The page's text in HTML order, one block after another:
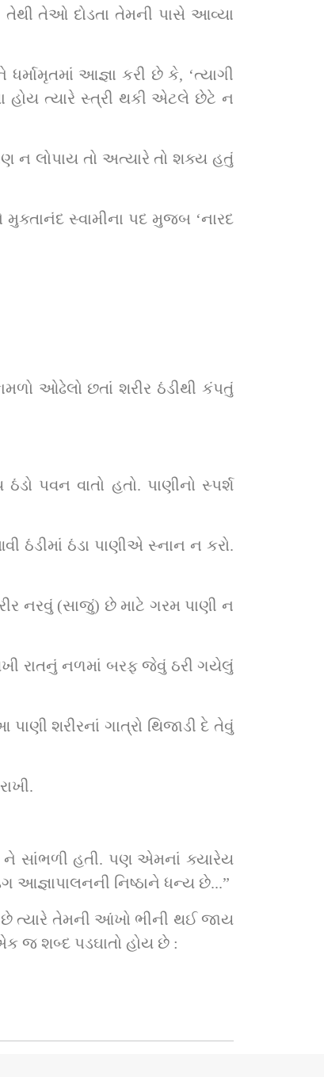
તેથી તેઓ દોડતા તેમની પાસે આવ્યા
આજ્ઞા કરી છે કે, ‘ત્યાગી
હોય ત્યારે સ્ત્રી થકી એટલે છેટે ન
ન લોપાય તો અત્યારે તો શક્ય હતું
સ્વામીના પદ મુજબ ‘નારદ
ઓઢેલો છતાં શરીર ઠંડીથી કંપતું
પવન વાતો હતો. પાણીનો સ્પર્શ
ઠંડીમાં ઠંડા પાણીએ સ્નાન ન કરો.
નરવું (સાજું) છે માટે ગરમ પાણી ન
રાતનું નળમાં બરફ જેવું ઠરી ગયેલું
શરીરનાં ગાત્રો થિજાડી દે તેવું
ને સાંભળી હતી. પણ એમનાં ક્યારેય
નિષ્ઠાને ધન્ય છે...”
છે ત્યારે તેમની આંખો ભીની થઈ જાય
જ શબ્દ પડઘાતો હોય છે :